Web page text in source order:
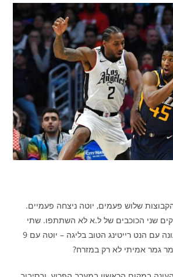
שלוש פעמים, יוטה ניצחה פעמיים.
שני הכוכבים של ל.א לא השתתפו. שתי
הקבוצות סיימו את העונה עם הנט רייטינג הטוב בליגה – יוטה עם 9